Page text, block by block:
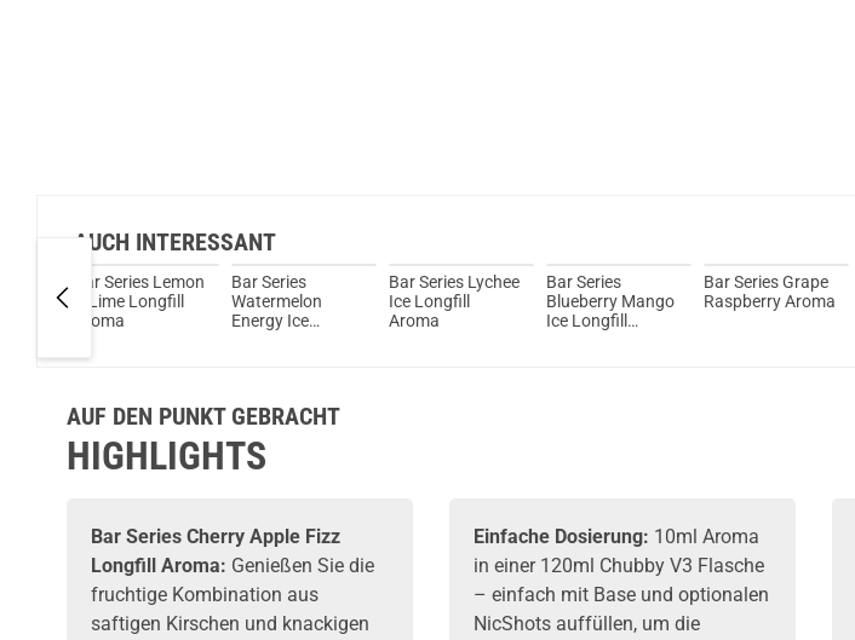
AUCH INTERESSANT
Bar Series Lemon
& Lime Longfill
Aroma
Bar Series
Watermelon
Energy Ice
Bar Series Lychee
Ice Longfill
Aroma
Bar Series
Blueberry Mango
Ice Longfill
Bar Series Grape
Raspberry Aroma
AUF DEN PUNKT GEBRACHT
HIGHLIGHTS
Bar Series Cherry Apple Fizz
Longfill Aroma: Genießen Sie die
fruchtige Kombination aus
saftigen Kirschen und knackigen
Einfache Dosierung: 10ml Aroma
in einer 120ml Chubby V3 Flasche
– einfach mit Base und optionalen
NicShots auffüllen, um die